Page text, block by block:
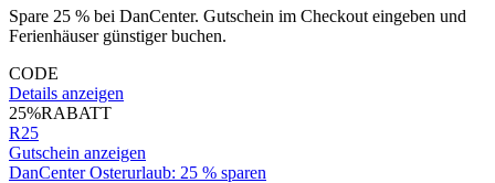
Spare 25 % bei DanCenter. Gutschein im Checkout eingeben und
Ferienhäuser günstiger buchen.
CODE
Details anzeigen
25%RABATT
R25
Gutschein anzeigen
DanCenter Osterurlaub: 25 % sparen